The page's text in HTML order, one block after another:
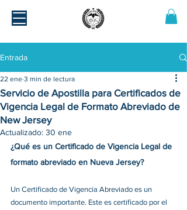
Entrada
Servicio de Apostilla para Certificados de
Vigencia Legal de Formato Abreviado de
New Jersey
22 ene 3 min de lectura
Actualizado: 30 ene
¿Qué es un Certificado de Vigencia Legal de
formato abreviado en Nueva Jersey?
Un Certificado de Vigencia Abreviado es un
documento importante. Este es certificado por el